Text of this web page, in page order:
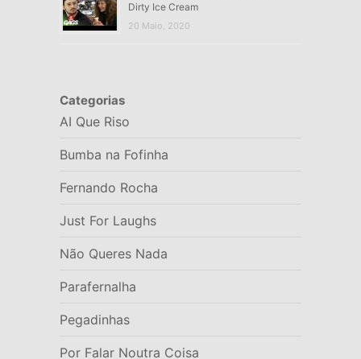
Dirty Ice Cream
20 Maio, 2020
Categorias
AI Que Riso
Bumba na Fofinha
Fernando Rocha
Just For Laughs
Não Queres Nada
Parafernalha
Pegadinhas
Por Falar Noutra Coisa